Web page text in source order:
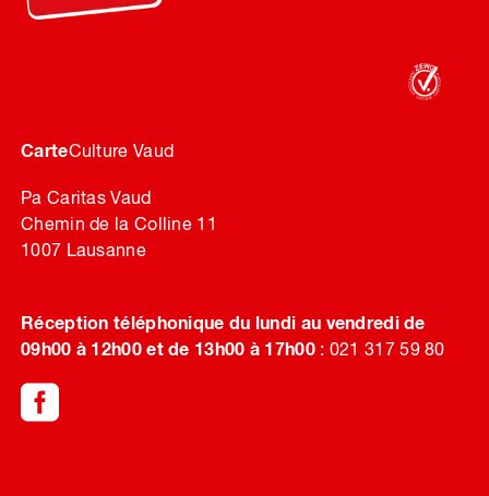
CarteCulture Vaud
Pa Caritas Vaud
Chemin de la Colline 11
1007 Lausanne
Réception téléphonique du lundi au vendredi de
09h00 à 12h00 et de 13h00 à 17h00: 021 317 59 80